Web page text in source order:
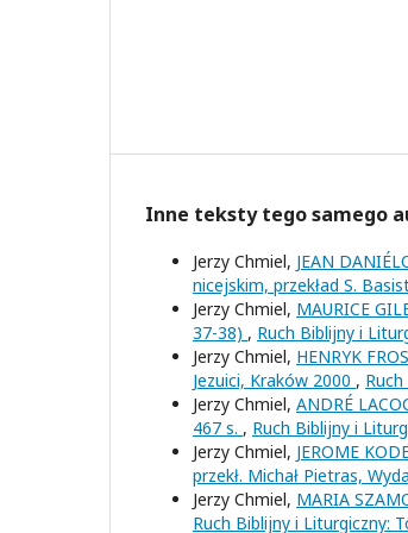
Inne teksty tego samego
Jerzy Chmiel, JEAN
nicejskim, przekład S.
Jerzy Chmiel, MAURICE
37-38) , Ruch Biblijny i
Jerzy Chmiel, HENRYK
Jezuici, Kraków 2000 ,
Jerzy Chmiel, ANDRÉ
467 s. , Ruch Biblijny i
Jerzy Chmiel, JEROME
przekł. Michał Pietras,
Jerzy Chmiel, MARIA
Ruch Biblijny i Liturgiczny: